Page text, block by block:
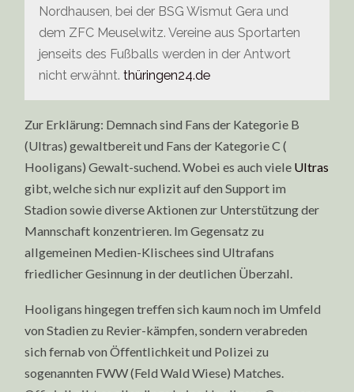
Nordhausen, bei der BSG Wismut Gera und
dem ZFC Meuselwitz. Vereine aus Sportarten
jenseits des Fußballs werden in der Antwort
nicht erwähnt.thüringen24.de
Zur Erklärung: Demnach sind Fans der Kategorie B
(Ultras) gewaltbereit und Fans der Kategorie C (
Hooligans) Gewalt-suchend. Wobei es auch viele Ultras
gibt, welche sich nur explizit auf den Support im
Stadion sowie diverse Aktionen zur Unterstützung der
Mannschaft konzentrieren. Im Gegensatz zu
allgemeinen Medien-Klischees sind Ultrafans
friedlicher Gesinnung in der deutlichen Überzahl.
Hooligans hingegen treffen sich kaum noch im Umfeld
von Stadien zu Revier-kämpfen, sondern verabreden
sich fernab von Öffentlichkeit und Polizei zu
sogenannten FWW (Feld Wald Wiese) Matches.